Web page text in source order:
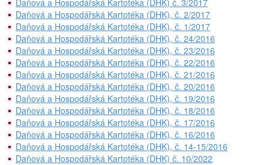
Daňová a Hospodářská Kartotéka (DHK) č. 3/2017
Daňová a Hospodářská Kartotéka (DHK), č. 2/2017
Daňová a Hospodářská Kartotéka (DHK), č. 1/2017
Daňová a Hospodářská Kartotéka (DHK), č. 24/2016
Daňová a Hospodářská Kartotéka (DHK), č. 23/2016
Daňová a Hospodářská Kartotéka (DHK), č. 22/2016
Daňová a Hospodářská Kartotéka (DHK), č. 21/2016
Daňová a Hospodářská Kartotéka (DHK), č. 20/2016
Daňová a Hospodářská Kartotéka (DHK), č. 19/2016
Daňová a Hospodářská Kartotéka (DHK), č. 18/2016
Daňová a Hospodářská Kartotéka (DHK), č. 17/2016
Daňová a Hospodářská Kartotéka (DHK), č. 16/2016
Daňová a Hospodářská Kartotéka (DHK), č. 14-15/2016
Daňová a Hospodářská Kartotéka (DHK) č. 10/2022